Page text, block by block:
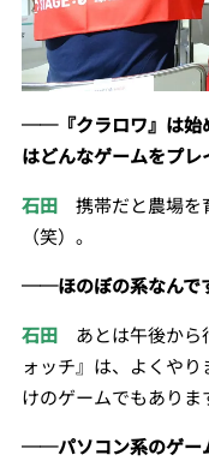
──『クラロワ』は始
はどんなゲームをプレ
石田携帯だと農場を
（笑）。
──ほのぼの系なんで
石田あとは午後から
ォッチ』は、よくや
けのゲームでもありま
──パソコン系のゲー